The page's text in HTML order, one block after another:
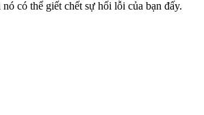
có thể giết chết sự hối lỗi của bạn đấy.